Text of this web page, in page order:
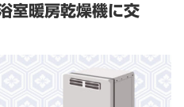
室暖房乾燥機に交